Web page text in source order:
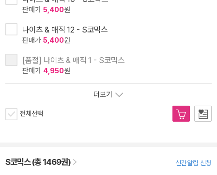
판매가 5,400원
나이츠 & 매직 12 - S코믹스
판매가 5,400원
[품절] 나이츠 & 매직 1 - S코믹스
판매가 4,950원
더보기
전체선택
S코믹스 (총 1469권) 신간알림 신청